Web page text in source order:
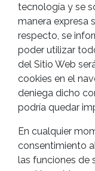
tecnología y se
manera expresa
respecto, se
poder utilizar
del Sitio Web
cookies en el
deniega dicho
podría quedar
En cualquier
consentimiento
las funciones de